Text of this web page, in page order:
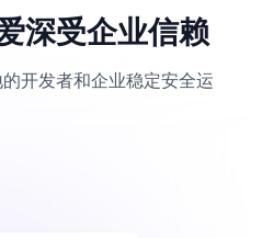
深受企业信赖
开发者和企业稳定安全运